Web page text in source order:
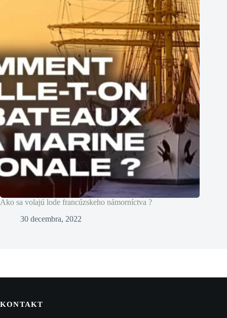
Ako sa volajú lode francúzskeho námorníctva ?
30 decembra, 2022
KONTAKT